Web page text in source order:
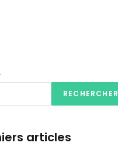
RECHERCHER
articles